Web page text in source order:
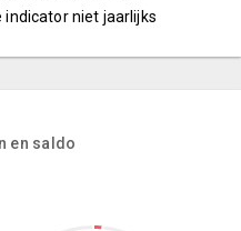
indicator niet jaarlijks
en saldo